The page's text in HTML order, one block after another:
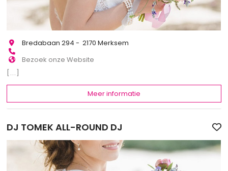
Bredabaan 294 - 2170 Merksem
Bezoek onze Website
[...]
Meer informatie
DJ TOMEK ALL-ROUND DJ